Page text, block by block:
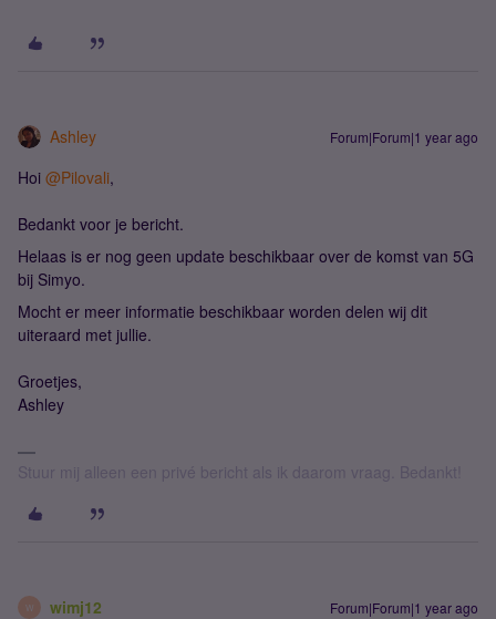
Ashley Forum|Forum|1 year ago
Hoi @Pilovali,
Bedankt voor je bericht.
Helaas is er nog geen update beschikbaar over de komst van 5G
bij Simyo.
Mocht er meer informatie beschikbaar worden delen wij dit
uiteraard met jullie.
Groetjes,
Ashley
Stuur mij alleen een privé bericht als ik daarom vraag. Bedankt!
W wimj12 Forum|Forum|1 year ago